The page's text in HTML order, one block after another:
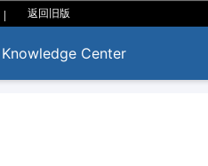
| 返回旧版
Knowledge Center